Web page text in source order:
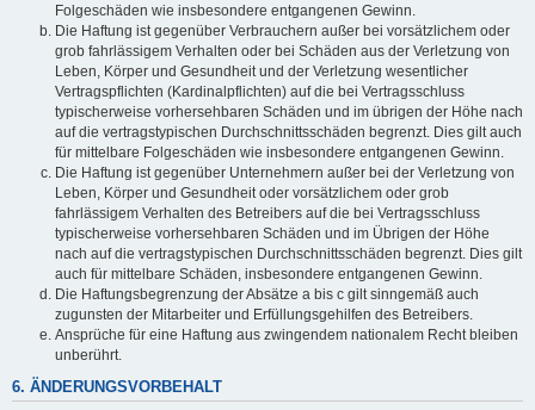
Folgeschäden wie insbesondere entgangenen Gewinn.
Die Haftung ist gegenüber Verbrauchern außer bei vorsätzlichem oder
grob fahrlässigem Verhalten oder bei Schäden aus der Verletzung von
Leben, Körper und Gesundheit und der Verletzung wesentlicher
Vertragspflichten (Kardinalpflichten) auf die bei Vertragsschluss
typischerweise vorhersehbaren Schäden und im übrigen der Höhe nach
auf die vertragstypischen Durchschnittsschäden begrenzt. Dies gilt auch
für mittelbare Folgeschäden wie insbesondere entgangenen Gewinn.
Die Haftung ist gegenüber Unternehmern außer bei der Verletzung von
Leben, Körper und Gesundheit oder vorsätzlichem oder grob
fahrlässigem Verhalten des Betreibers auf die bei Vertragsschluss
typischerweise vorhersehbaren Schäden und im Übrigen der Höhe
nach auf die vertragstypischen Durchschnittsschäden begrenzt. Dies gilt
auch für mittelbare Schäden, insbesondere entgangenen Gewinn.
Die Haftungsbegrenzung der Absätze a bis c gilt sinngemäß auch
zugunsten der Mitarbeiter und Erfüllungsgehilfen des Betreibers.
Ansprüche für eine Haftung aus zwingendem nationalem Recht bleiben
unberührt.
6. ÄNDERUNGSVORBEHALT